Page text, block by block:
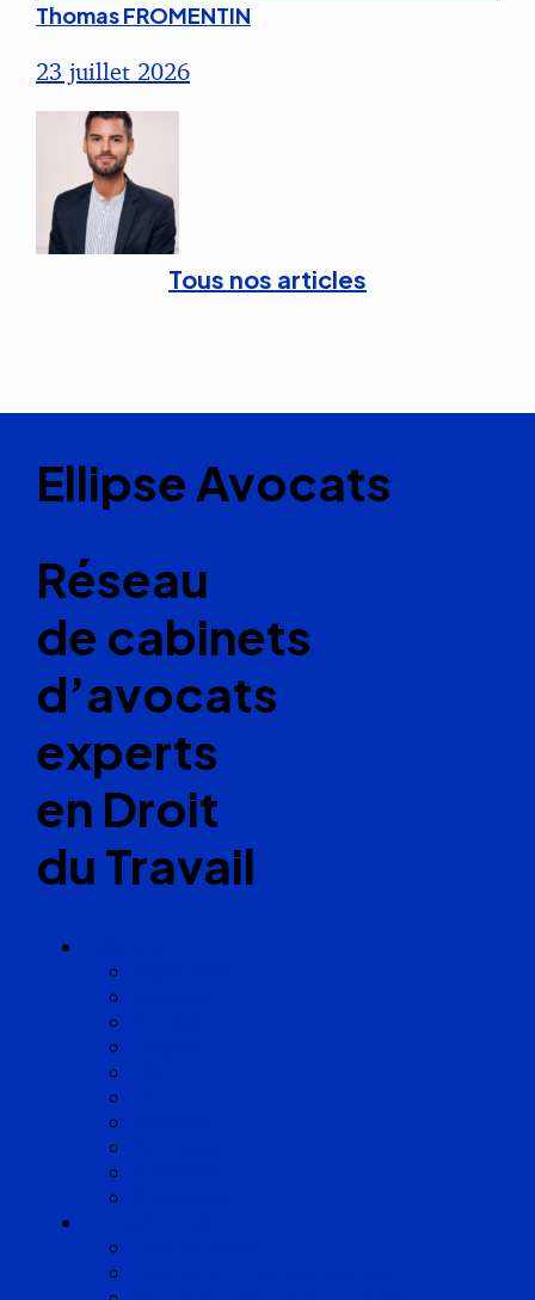
Thomas FROMENTIN
23 juillet 2026
Tous nos articles
Ellipse Avocats
Réseau
de cabinets
d’avocats
experts
en Droit
du Travail